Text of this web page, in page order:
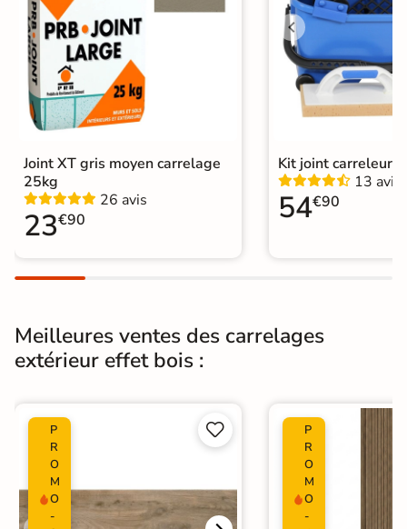
tampons
40
Résistant au Gel
Conditionnement
Pose
Support
Normes
Type de pose Pose collée
Catégories
Carrelage intérieur / extérieur
identique
Joint XT gris moyen carrelage
25kg
26 avis
23€90
Kit joint carreleur
13 avis
54€90
Meilleures ventes des carrelages
extérieur effet bois :
P
R
O
M
O
-


P
R
O
M
O
-